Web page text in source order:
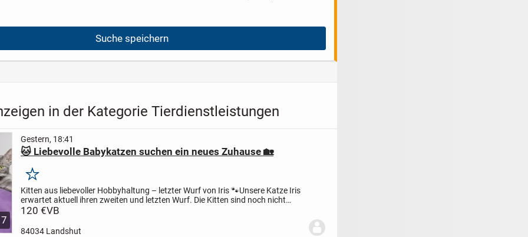
Suche speichern
in der Kategorie Tierdienstleistungen
7
Gestern, 18:41
🐱 Liebevolle Babykatzen suchen ein neues Zuhause 🏡
Merken
Kitten aus liebevoller Hobbyhaltung – letzter Wurf von Iris 🐾Unsere Katze Iris
erwartet aktuell ihren zweiten und letzten Wurf. Die Kitten sind noch nicht
geboren, eine Reservierung ist aber bereits...
120 €VB
84034 Landshut